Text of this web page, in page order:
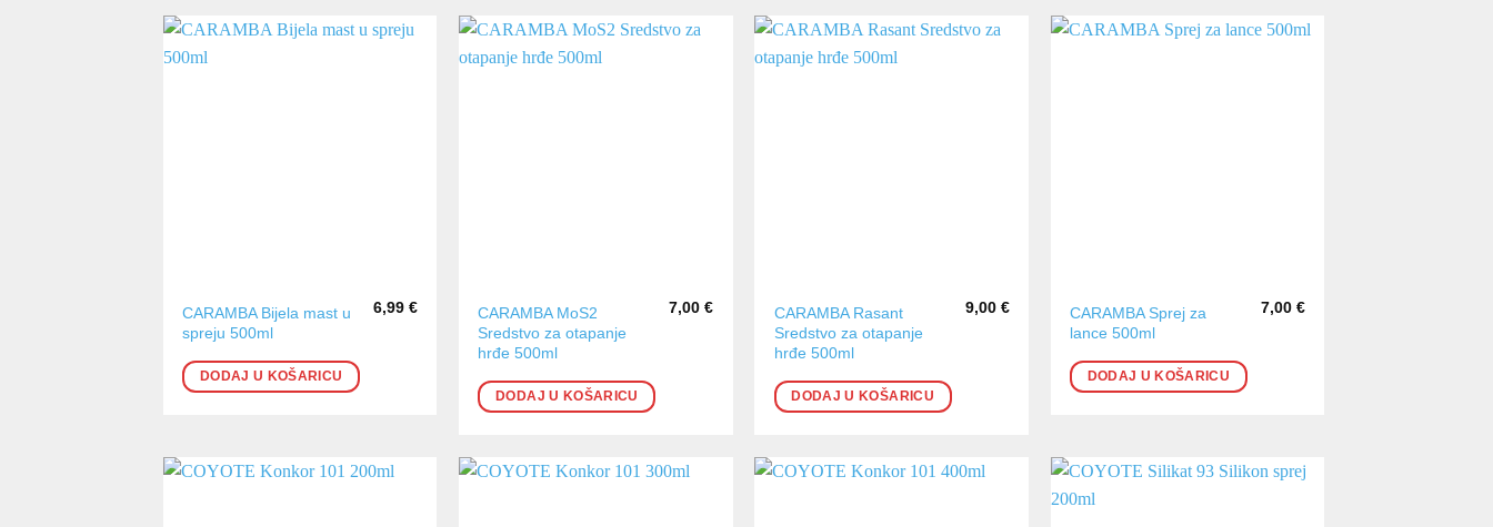
CARAMBA Bijela mast u
spreju 500ml
6,99€
DODAJ U KOŠARICU
CARAMBA MoS2
Sredstvo za otapanje
hrđe 500ml
7,00€
DODAJ U KOŠARICU
CARAMBA Rasant
Sredstvo za otapanje
hrđe 500ml
9,00 €
DODAJ U KOŠARICU
CARAMBA Sprej za
lance 500ml
7,00 €
DODAJ U KOŠARICU